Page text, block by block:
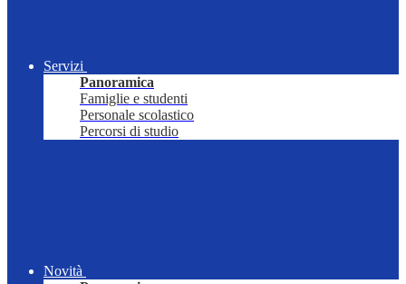
Servizi
Panoramica
Famiglie e studenti
Personale scolastico
Percorsi di studio
Novità